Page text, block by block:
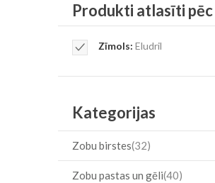
Produkti atlasīti pēc
Zīmols Eludril
Remove
Item
Kategorijas
Zobu birstes 32
Zobu pastas un gēli 40